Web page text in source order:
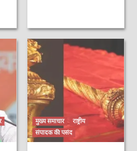
मुख्य समाचार
राष्ट्रीय
संपादक की पसंद